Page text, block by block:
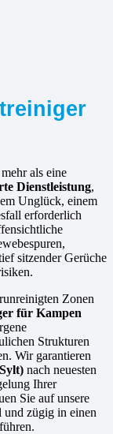
als eine
Dienstleistung,
Unglück, einem
erforderlich
sitzender Gerüche
Zonen
für Kampen
Strukturen
Wir garantieren
nach neuesten
Ihrer
Sie auf unsere
und zügig in einen